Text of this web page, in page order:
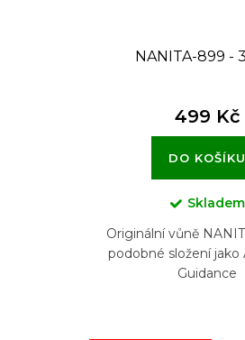
NANITA-899 -
499 Kč
DO KOŠÍKU
Skladem
Originální vůně
podobné složení jako
Guidance